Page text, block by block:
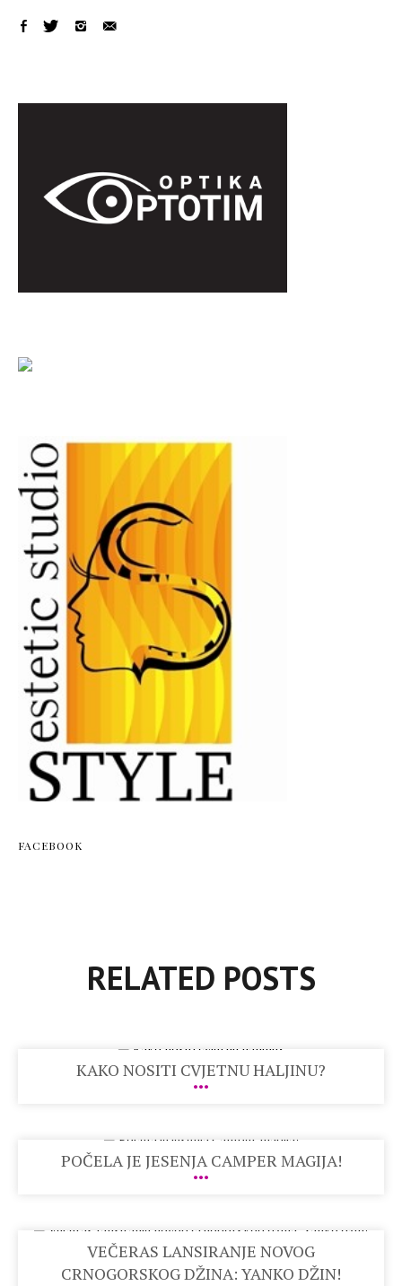
FACEBOOK
RELATED POSTS
KAKO NOSITI CVJETNU HALJINU?
POČELA JE JESENJA CAMPER MAGIJA!
VEČERAS LANSIRANJE NOVOG
CRNOGORSKOG DŽINA: YANKO DŽIN!